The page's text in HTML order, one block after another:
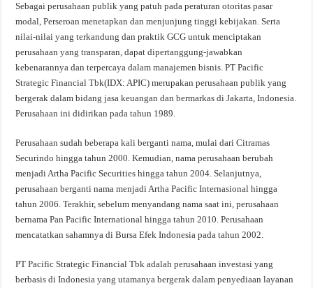
Sebagai perusahaan publik yang patuh pada peraturan otoritas pasar
modal, Perseroan menetapkan dan menjunjung tinggi kebijakan. Serta
nilai-nilai yang terkandung dan praktik GCG untuk menciptakan
perusahaan yang transparan, dapat dipertanggung-jawabkan
kebenarannya dan terpercaya dalam manajemen bisnis. PT Pacific
Strategic Financial Tbk(IDX: APIC) merupakan perusahaan publik yang
bergerak dalam bidang jasa keuangan dan bermarkas di Jakarta, Indonesia.
Perusahaan ini didirikan pada tahun 1989.
Perusahaan sudah beberapa kali berganti nama, mulai dari Citramas
Securindo hingga tahun 2000. Kemudian, nama perusahaan berubah
menjadi Artha Pacific Securities hingga tahun 2004. Selanjutnya,
perusahaan berganti nama menjadi Artha Pacific Internasional hingga
tahun 2006. Terakhir, sebelum menyandang nama saat ini, perusahaan
bernama Pan Pacific International hingga tahun 2010. Perusahaan
mencatatkan sahamnya di Bursa Efek Indonesia pada tahun 2002.
PT Pacific Strategic Financial Tbk adalah perusahaan investasi yang
berbasis di Indonesia yang utamanya bergerak dalam penyediaan layanan